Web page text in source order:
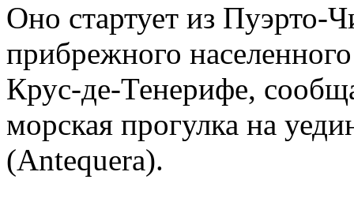
Оно стартует из Пуэрто-
прибрежного
Крус-де-Тенерифе,
морская прогулка на
(Antequera).